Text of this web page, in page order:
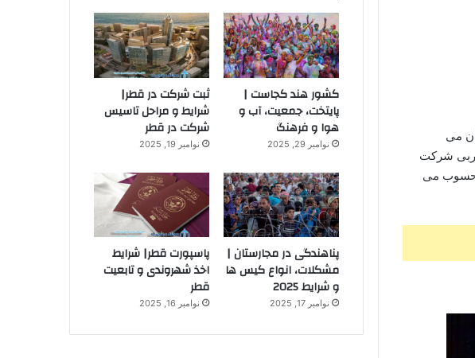
می
(1396) در کنکور رشته تجربی شرکت
ایرانی محسوب می
کشور هند کجاست |
پایتخت، جمعیت، آب و
هوا و فرهنگ
نوامبر 29, 2025
ثبت شرکت در قطر|
شرایط و مراحل تاسیس
شرکت در قطر
نوامبر 19, 2025
پناهندگی در مجارستان |
مشکلات، انواع کیس ها
و شرایط 2025
نوامبر 17, 2025
پاسپورت قطر| شرایط
اخذ شهروندی و تابعیت
قطر
نوامبر 16, 2025